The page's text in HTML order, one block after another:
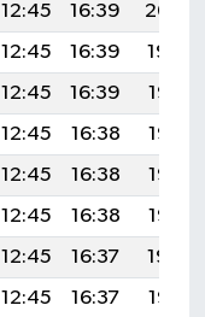
12:45 16:39
20:00
12:45 16:39
19:59
12:45 16:39
19:58
12:45 16:38
19:57
12:45 16:38
19:56
12:45 16:38
19:55
12:45 16:37
19:54
12:45 16:37
19:53